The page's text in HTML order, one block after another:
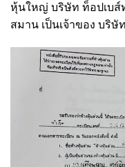
หุ้นใหญ่ บริษัท ท็อปเบ
สมาน เป็นเจ้าของ บริ